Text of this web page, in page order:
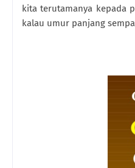
kita terutamanya kepada
kalau umur panjang